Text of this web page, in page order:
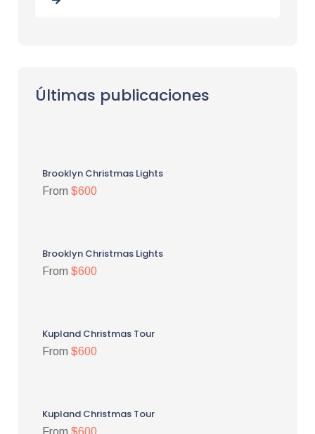
Últimas publicaciones
Brooklyn Christmas Lights
From $600
Brooklyn Christmas Lights
From $600
Kupland Christmas Tour
From $600
Kupland Christmas Tour
From $600